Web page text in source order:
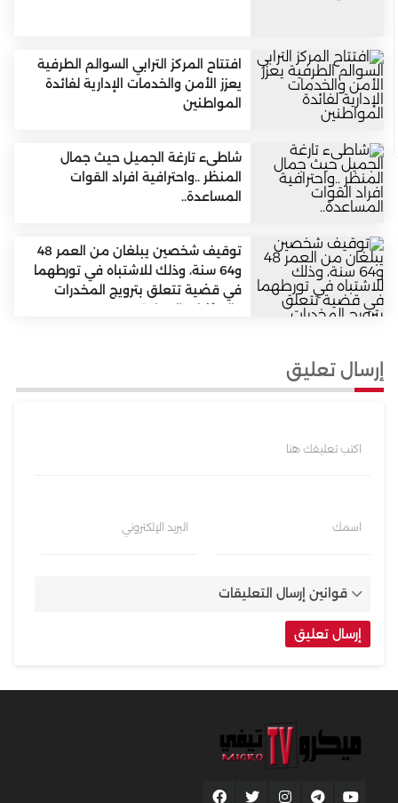
افتتاح المركز الترابي السوالم الطرفية
يعزز الأمن والخدمات الإدارية لفائدة
المواطنين
شاطىء تارغة الجميل حيث جمال
المنظر ..واحترافية افراد القوات
المساعدة..
توقيف شخصين يبلغان من العمر 48
و64 سنة، وذلك للاشتباه في تورطهما
في قضية تتعلق بترويج المخدرات
والمؤثرات العقلية
إرسال تعليق
اكتب تعليقك هنا
اسمك البريد الإلكتروني
قوانين إرسال التعليقات